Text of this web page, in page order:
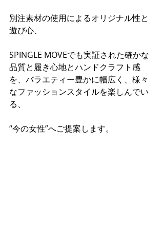
別注素材の使用によるオリジナル性と
遊び心、
SPINGLE MOVEでも実証された確かな
品質と履き心地とハンドクラフト感
を、バラエティー豊かに幅広く、様々
なファッションスタイルを楽しんでい
る、
“今の女性”へご提案します。